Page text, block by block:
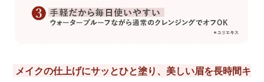
メイクの仕上げにサッとひと塗り、美しい眉を長時間キ